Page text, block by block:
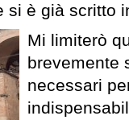
si è già scritto
Mi limiterò
brevemente
necessari